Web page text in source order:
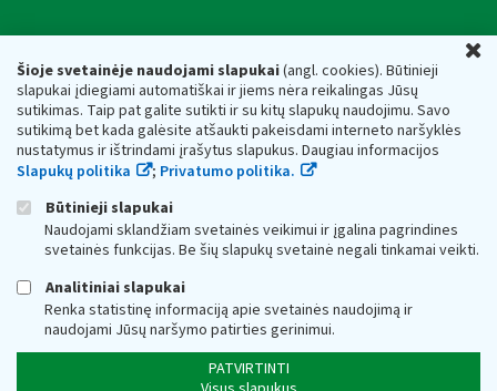
Šioje svetainėje naudojami slapukai(angl. cookies). Būtinieji
slapukai įdiegiami automatiškai ir jiems nėra reikalingas Jūsų
sutikimas. Taip pat galite sutikti ir su kitų slapukų naudojimu. Savo
sutikimą bet kada galėsite atšaukti pakeisdami interneto naršyklės
nustatymus ir ištrindami įrašytus slapukus. Daugiau informacijos
Slapukų politika
; Privatumo politika.
Būtinieji slapukai
Naudojami sklandžiam svetainės veikimui ir įgalina pagrindines
svetainės funkcijas. Be šių slapukų svetainė negali tinkamai veikti.
Analitiniai slapukai
Renka statistinę informaciją apie svetainės naudojimą ir
naudojami Jūsų naršymo patirties gerinimui.
PATVIRTINTI
Respublikos finansų ministerijos
Biudžetinė įstaiga. Juridinio asmens kodas — 188659752,
adresas: Vasario 16-osios g. 14, 01107 Vilnius, Lietuva, el.paštas:
vmi@vmi.lt, E. pristatymo dėžutės adresas 188659752
Duomenys apie Valstybinę mokesčių inspekciją prie Lietuvos
Respublikos finansų ministerijos kaupiami ir saugomi Juridinių